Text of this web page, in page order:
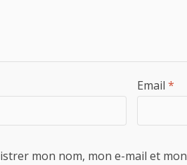
Email *
mon nom, mon e-mail et